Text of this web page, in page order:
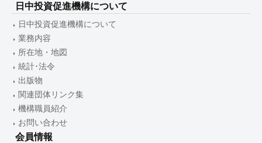
日中投資促進機構について
日中投資促進機構について
業務内容
所在地・地図
統計･法令
出版物
関連団体リンク集
機構職員紹介
お問い合わせ
会員情報